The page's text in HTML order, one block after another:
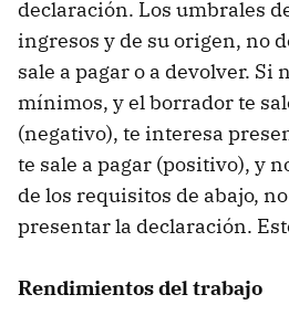
declaración. Los umbrales
ingresos y de su origen, no
sale a pagar o a devolver. Si
mínimos, y el borrador te
(negativo), te interesa
te sale a pagar (positivo), y
de los requisitos de abajo,
presentar la declaración.
Rendimientos del trabajo